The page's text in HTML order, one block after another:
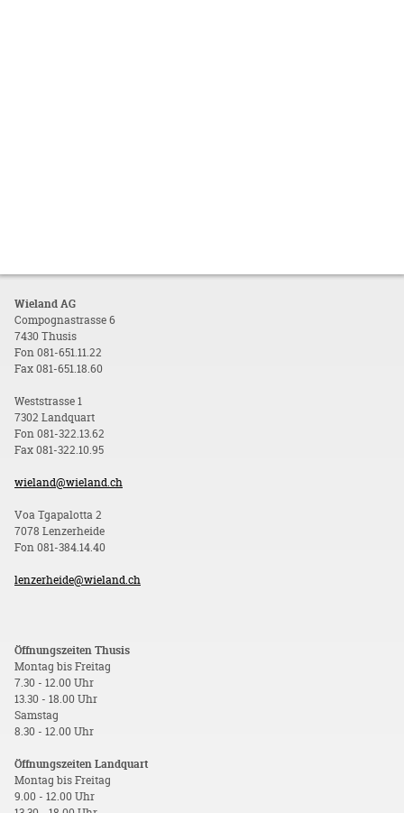
Wieland AG
Compognastrasse 6
7430 Thusis
Fon 081-651.11.22
Fax 081-651.18.60
Weststrasse 1
7302 Landquart
Fon 081-322.13.62
Fax 081-322.10.95
wieland@wieland.ch
Voa Tgapalotta 2
7078 Lenzerheide
Fon 081-384.14.40
lenzerheide@wieland.ch
Öffnungszeiten Thusis
Montag bis Freitag
7.30 - 12.00 Uhr
13.30 - 18.00 Uhr
Samstag
8.30 - 12.00 Uhr
Öffnungszeiten Landquart
Montag bis Freitag
9.00 - 12.00 Uhr